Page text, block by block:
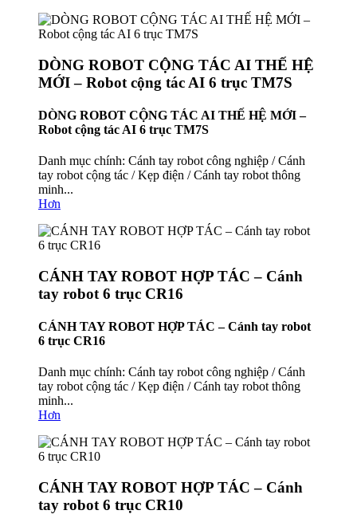
DÒNG ROBOT CỘNG TÁC AI THẾ HỆ
MỚI – Robot cộng tác AI 6 trục TM7S
DÒNG ROBOT CỘNG TÁC AI THẾ HỆ MỚI –
Robot cộng tác AI 6 trục TM7S
Danh mục chính: Cánh tay robot công nghiệp / Cánh
tay robot cộng tác / Kẹp điện / Cánh tay robot thông
minh...
Hơn
CÁNH TAY ROBOT HỢP TÁC – Cánh
tay robot 6 trục CR16
CÁNH TAY ROBOT HỢP TÁC – Cánh tay robot
6 trục CR16
Danh mục chính: Cánh tay robot công nghiệp / Cánh
tay robot cộng tác / Kẹp điện / Cánh tay robot thông
minh...
Hơn
CÁNH TAY ROBOT HỢP TÁC – Cánh
tay robot 6 trục CR10